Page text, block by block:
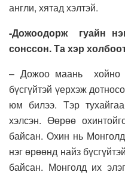
англи, хятад хэлтэй.
-Дожоодорж гуайн
сонссон. Та хэр
– Дожоо маань хойно
бүсгүйтэй үерхэж
юм билээ. Тэр
хэлсэн. Өөрөө
байсан. Охин нь
нэг өрөөнд найз
байсан. Монголд их